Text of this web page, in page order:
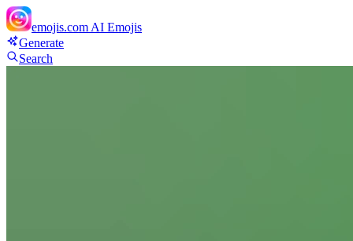
emojis.com AI Emojis
Generate
Search